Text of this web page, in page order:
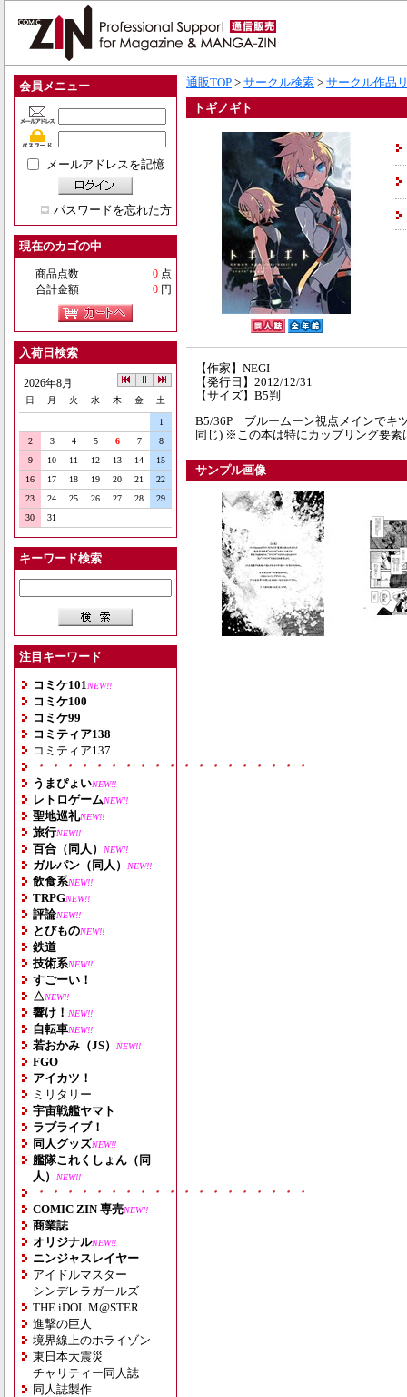
会員メニュー
メールアドレスを記憶
パスワードを忘れた方
現在のカゴの中
商品点数 0 点
合計金額
0 円
入荷日検索
2026年8月
日 月 火 水 木 金 土
1
2
3 4 5 6 7
8
9
10 11 12 13 14
15
16
17 18 19 20 21
22
23
24 25 26 27 28
29
30
31
キーワード検索
注目キーワード
コミケ101 NEW!!
コミケ100
コミケ99
コミティア138
コミティア137
・・・・・・・・・・・・・・・・・・・
うまぴょいNEW!!
レトロゲームNEW!!
聖地巡礼NEW!!
旅行NEW!!
百合（同人） NEW!!
ガルパン（同人） NEW!!
飲食系NEW!!
TRPGNEW!!
評論NEW!!
とびものNEW!!
鉄道
技術系NEW!!
すごーい！
△NEW!!
響け！ NEW!!
自転車NEW!!
若おかみ（JS） NEW!!
FGO
アイカツ！
ミリタリー
宇宙戦艦ヤマト
ラブライブ！
同人グッズNEW!!
艦隊これくしょん（同
人）
NEW!!
・・・・・・・・・・・・・・・・・・・
COMIC ZIN 専売NEW!!
商業誌
オリジナルNEW!!
ニンジャスレイヤー
アイドルマスター
シンデレラガールズ
THE iDOL M@STER
進撃の巨人
境界線上のホライゾン
東日本大震災
チャリティー同人誌
同人誌製作
通販TOP > サークル検索 > サークル作品
トギノギト
【作家】NEGI
【発行日】2012/12/31
【サイズ】B5判
B5/36P ブルームーン視点メインでキ
同じ) ※この本は特にカップリング要素
サンプル画像